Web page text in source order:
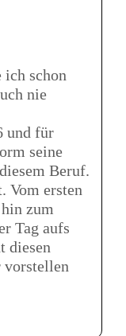
ich schon
nie
und für
seine
Beruf.
Vom ersten
zum
Tag aufs
diesen
vorstellen